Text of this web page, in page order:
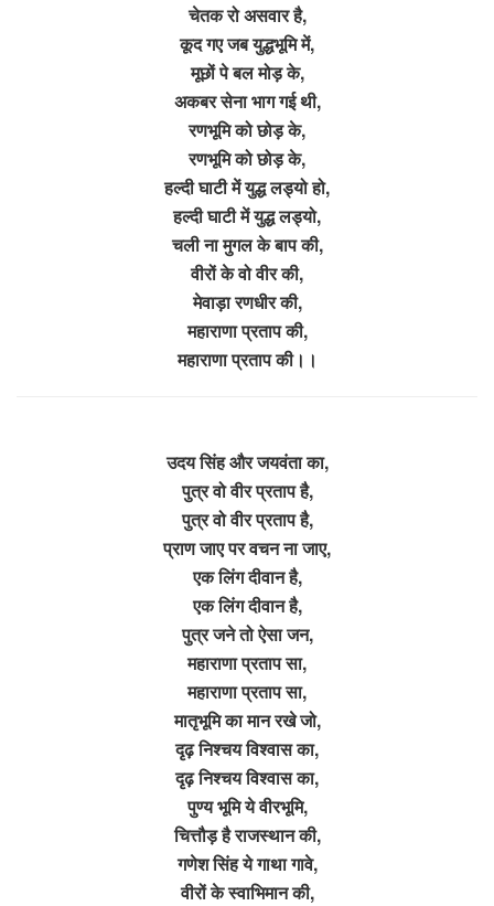
चेतक रो असवार है,
कूद गए जब युद्धभूमि में,
मूछों पे बल मोड़ के,
अकबर सेना भाग गई थी,
रणभूमि को छोड़ के,
रणभूमि को छोड़ के,
हल्दी घाटी में युद्ध लड्यो हो,
हल्दी घाटी में युद्ध लड्यो,
चली ना मुगल के बाप की,
वीरों के वो वीर की,
मेवाड़ा रणधीर की,
महाराणा प्रताप की,
महाराणा प्रताप की।।
उदय सिंह और जयवंता का,
पुत्र वो वीर प्रताप है,
पुत्र वो वीर प्रताप है,
प्राण जाए पर वचन ना जाए,
एक लिंग दीवान है,
एक लिंग दीवान है,
पुत्र जने तो ऐसा जन,
महाराणा प्रताप सा,
महाराणा प्रताप सा,
मातृभूमि का मान रखे जो,
दृढ़ निश्चय विश्वास का,
दृढ़ निश्चय विश्वास का,
पुण्य भूमि ये वीरभूमि,
चित्तौड़ है राजस्थान की,
गणेश सिंह ये गाथा गावे,
वीरों के स्वाभिमान की,